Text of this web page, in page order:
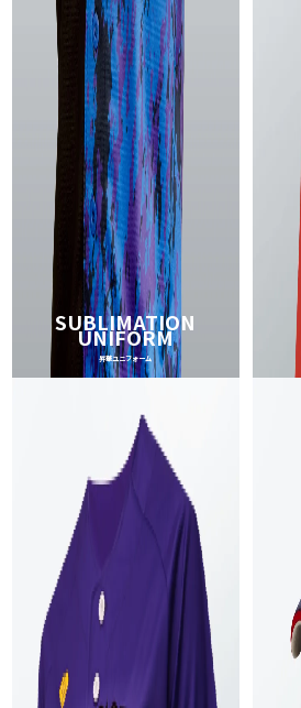
SUBLIMATION
UNIFORM
昇華ユニフォーム